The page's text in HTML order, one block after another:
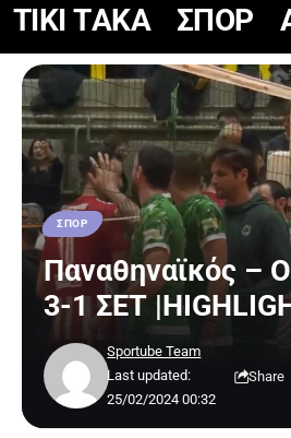
TIKΙ TΑΚΑ
ΣΠΟΡ
ΣΠΟΡ
Παναθηναϊκός –
3-1 ΣΕΤ
Last updated:
25/02/2024 00:32
Sportube Team
Share